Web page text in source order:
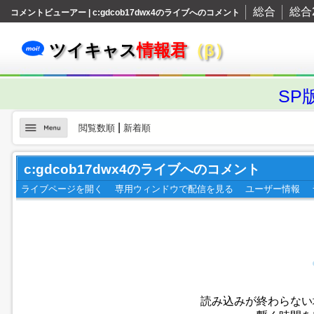
コメントビューアー | c:gdcob17dwx4のライブへのコメント 総合 総合
ツイキャス情報君（β）
SP
閲覧数順| 新着順
c:gdcob17dwx4のライブへのコメント
ライブページを開く 専用ウィンドウで配信を見る ユーザー情報
読み込みが終わらな